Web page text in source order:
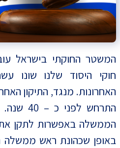
המשטר החוקתי בישראל
חוקי היסוד שלנו שונו
האחרונות. מנגד, התיקון
התרחש
הממשלה באפשרות לתקן
באופן שכהונת ראש ממשלה